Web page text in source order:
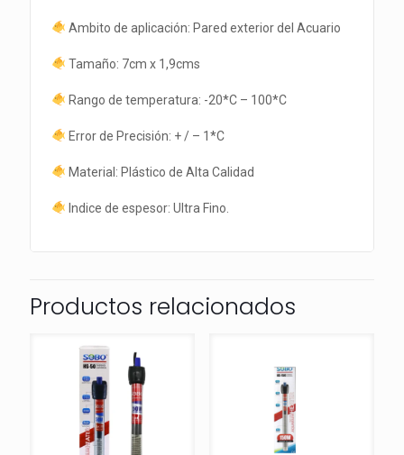
Ambito de aplicación: Pared exterior del Acuario
Tamaño: 7cm x 1,9cms
Rango de temperatura: -20*C – 100*C
Error de Precisión: + / – 1*C
Material: Plástico de Alta Calidad
Indice de espesor: Ultra Fino.
Productos relacionados